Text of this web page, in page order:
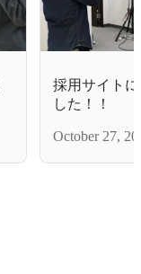
採用サイト
した！！
October 27,